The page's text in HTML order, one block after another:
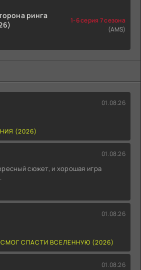
ринга
1-6 серия 7 сезона
(AMS)
01.08.26
(2026)
01.08.26
сюжет, и хорошая игра
01.08.26
СПАСТИ ВСЕЛЕННУЮ (2026)
01.08.26